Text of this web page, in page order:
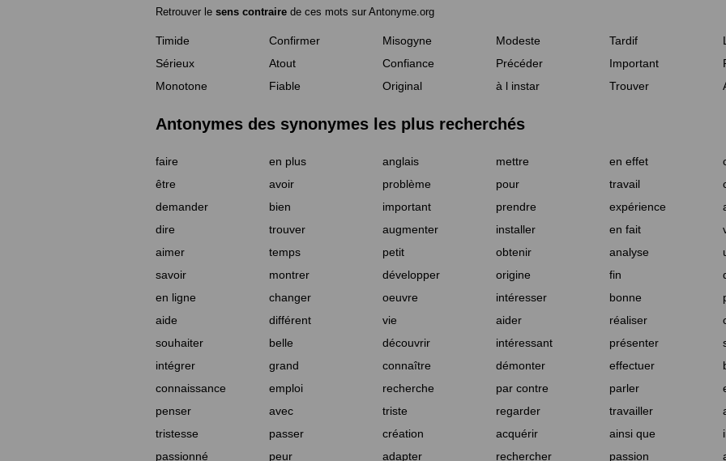
Retrouver le sens contraire de ces mots sur Antonyme.org
Timide Confirmer Misogyne Modeste Tardif
Sérieux
Atout Confiance Précéder Important
Monotone
Fiable Original à l instar Trouver
Antonymes des synonymes les plus recherchés
faire en plus anglais mettre en effet
être
avoir problème pour travail
demander
bien important prendre expérience
dire
trouver augmenter installer en fait
aimer
temps petit obtenir analyse
savoir
montrer développer origine fin
en ligne
changer oeuvre intéresser bonne
aide
différent vie aider réaliser
souhaiter
belle découvrir intéressant présenter
intégrer
grand connaître démonter effectuer
connaissance
emploi recherche par contre parler
penser
avec triste regarder travailler
tristesse
passer création acquérir ainsi que
passionné
peur adapter rechercher passion